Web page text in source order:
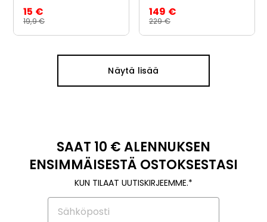
19,9 €
15 €
229 €
149 €
Näytä lisää
SAAT 10 € ALENNUKSEN
ENSIMMÄISESTÄ OSTOKSESTASI
KUN TILAAT UUTISKIRJEEMME.*